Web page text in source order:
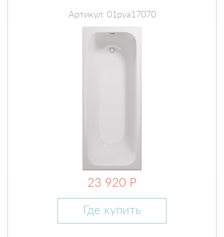
Артикул: 01руа17070
23 920 Р
Где купить